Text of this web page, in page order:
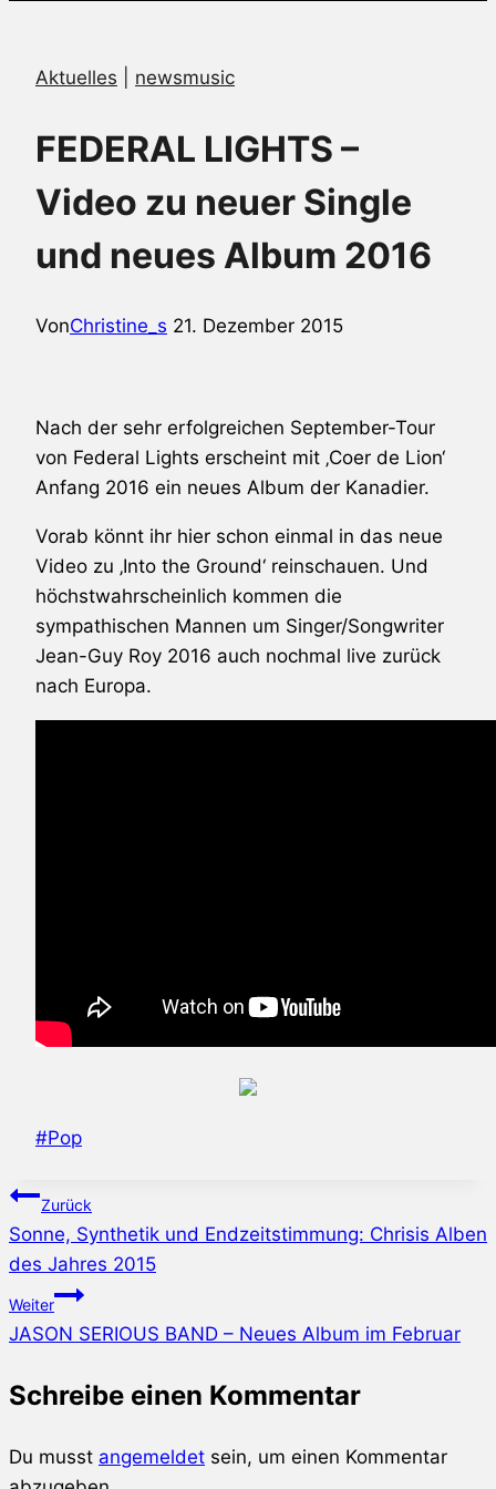
Aktuelles newsmusic
FEDERAL LIGHTS –
Video zu neuer Single
und neues Album 2016
VonChristine_s 21. Dezember 2015
Nach der sehr erfolgreichen September-Tour
von Federal Lights erscheint mit ‚Coer de Lion‘
Anfang 2016 ein neues Album der Kanadier.
Vorab könnt ihr hier schon einmal in das neue
Video zu ‚Into the Ground‘ reinschauen. Und
höchstwahrscheinlich kommen die
sympathischen Mannen um Singer/Songwriter
Jean-Guy Roy 2016 auch nochmal live zurück
nach Europa.
Schlagworte:
#Pop
Beitragsnavigation
Zurück
Sonne, Synthetik und Endzeitstimmung: Chrisis Alben
des Jahres 2015
Weiter
JASON SERIOUS BAND – Neues Album im Februar
Schreibe einen Kommentar
Du musst angemeldet sein, um einen Kommentar